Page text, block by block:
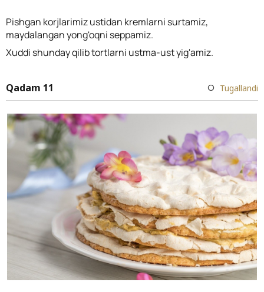
Pishgan korjlarimiz ustidan kremlarni surtamiz,
maydalangan yong'oqni seppamiz.
Xuddi shunday qilib tortlarni ustma-ust yig'amiz.
Qadam 11 Tugallandi